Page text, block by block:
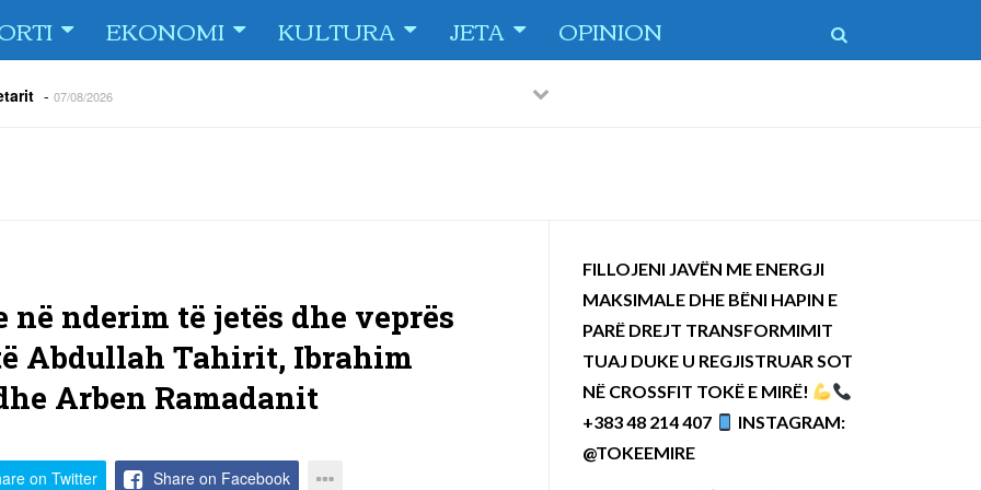
EKONOMI KULTURA JETA OPINION
Fiorin e San Marinos, duke i shënuar katër gola në pjesëlojën e dytë
portofolin me dokumente dhe të holla
PreviousNext
në nderim të jetës dhe veprës
Abdullah Tahirit, Ibrahim
Arben Ramadanit
on Twitter Share on Facebook
FILLOJENI JAVËN ME ENERGJI
MAKSIMALE DHE BËNI HAPIN E
PARË DREJT TRANSFORMIMIT
TUAJ DUKE U REGJISTRUAR SOT
NË CROSSFIT TOKË E MIRË!
+383 48 214 407
INSTAGRAM:
@TOKEEMIRE